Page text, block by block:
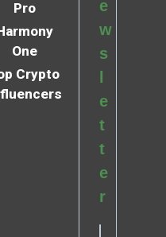
Pro
One
Crypto
e
w
s
e
t
t
e
r